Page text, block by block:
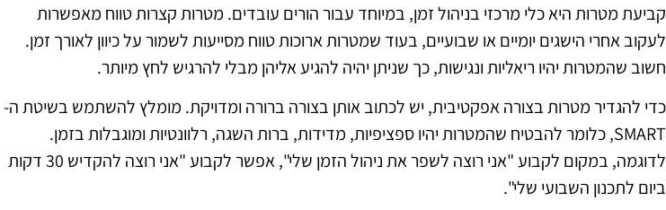
קביעת מטרות היא כלי מרכזי בניהול זמן, במיוחד עבור הורים עובדים. מטרות קצרות טווח מאפשרות
לעקוב אחרי הישגים יומיים או שבועיים, בעוד שמטרות ארוכות טווח מסייעות לשמור על כיוון לאורך זמן.
חשוב שהמטרות יהיו ריאליות ונגישות, כך שניתן יהיה להגיע אליהן מבלי להרגיש לחץ מיותר.
כדי להגדיר מטרות בצורה אפקטיבית, יש לכתוב אותן בצורה ברורה ומדויקת. מומלץ להשתמש בשיטת ה-
SMART, כלומר להבטיח שהמטרות יהיו ספציפיות, מדידות, ברות השגה, רלוונטיות ומוגבלות בזמן.
לדוגמה, במקום לקבוע "אני רוצה לשפר את ניהול הזמן שלי", אפשר לקבוע "אני רוצה להקדיש 30 דקות
ביום לתכנון השבועי שלי".